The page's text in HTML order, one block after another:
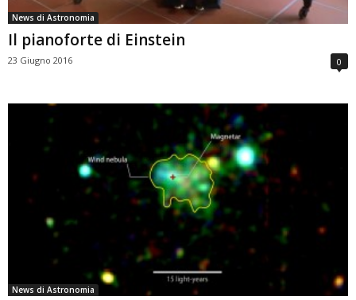
News di Astronomia
Il pianoforte di Einstein
23 Giugno 2016 0
News di Astronomia